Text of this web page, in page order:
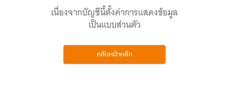
เนื่องจากบัญชีนี้ตั้งค่าการแสดงข้อมูล
เป็นแบบส่วนตัว
กลับหน้าหลัก